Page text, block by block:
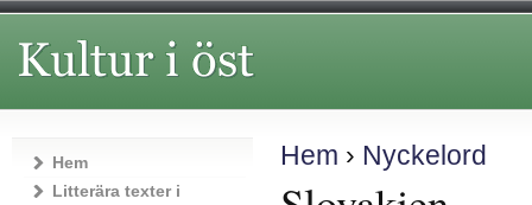
Hem › Nyckelord
Hem
Litterära texter i